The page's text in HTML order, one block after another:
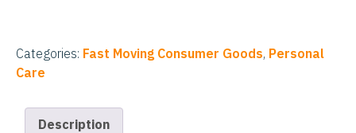
Categories: Fast Moving Consumer Goods, Personal
Care
Description